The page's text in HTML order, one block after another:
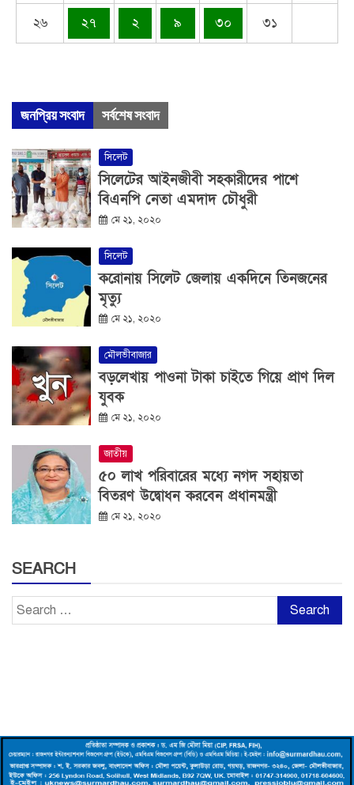
২৬ ২৭ ২ ৯ ৩০ ৩১
জনপ্রিয় সংবাদ সর্বশেষ সংবাদ
সিলেট
সিলেটের আইনজীবী সহকারীদের পাশে
বিএনপি নেতা এমদাদ চৌধুরী
মে ২১, ২০২০
সিলেট
করোনায় সিলেট জেলায় একদিনে তিনজনের
মৃত্যু
মে ২১, ২০২০
মৌলভীবাজার
বড়লেখায় পাওনা টাকা চাইতে গিয়ে প্রাণ দিল
যুবক
মে ২১, ২০২০
জাতীয়
৫০ লাখ পরিবারের মধ্যে নগদ সহায়তা
বিতরণ উদ্বোধন করবেন প্রধানমন্ত্রী
মে ২১, ২০২০
SEARCH
Search
for: